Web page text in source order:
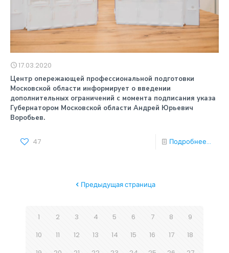
17.03.2020
Центр опережающей профессиональной подготовки
Московской области информирует о введении
дополнительных ограничений с момента подписания указа
Губернатором Московской области Андрей Юрьевич
Воробьев.
47 Подробнее...
Предыдущая страница
1 2 3 4 5 6 7 8
9
10
11 12 13 14 15 16 17
18